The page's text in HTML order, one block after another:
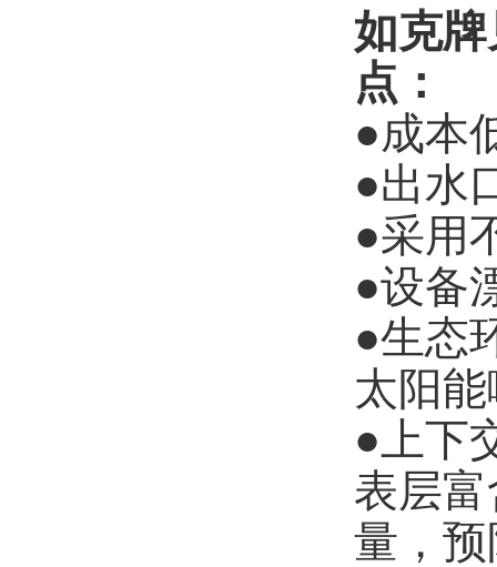
如克牌
点：
●成本
●出水
●采用
●设备
●生态
太阳
●上下
表层
量，